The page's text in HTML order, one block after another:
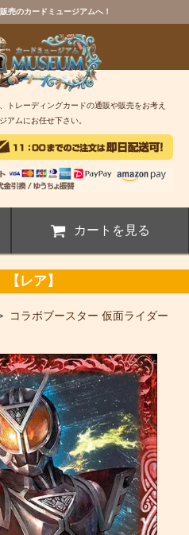
売のカードミュージアムへ！
トレーディングカードの通販や販売をお考え
アムにお任せ下さい。
カートを見る
レア】
コラボブースター 仮面ライダー